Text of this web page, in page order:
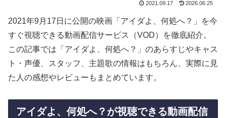
2021.09.17 2026.06.25
2021年9月17日に公開の映画「アイダよ、何処へ？」を今
すぐ視聴できる動画配信サービス（VOD）を徹底紹介。
この記事では「アイダよ、何処へ？」のあらすじやキャス
ト・声優、スタッフ、主題歌の情報はもちろん、実際に見
た人の感想やレビューもまとめています。
アイダよ、何処へ？が視聴できる動画配信